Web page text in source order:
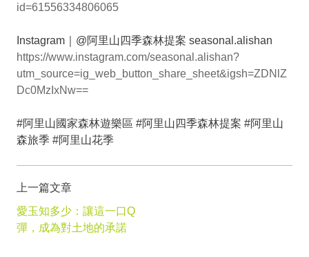
id=61556334806065
Instagram｜@阿里山四季森林提案 seasonal.alishan
https://www.instagram.com/seasonal.alishan?
utm_source=ig_web_button_share_sheet&igsh=ZDNlZ
Dc0MzIxNw==
#阿里山國家森林遊樂區 #阿里山四季森林提案 #阿里山
森旅季 #阿里山花季
上一篇文章
愛玉知多少：讓這一口Q
彈，成為對土地的承諾